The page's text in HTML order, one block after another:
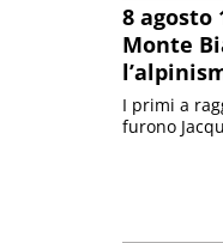
8 agosto
Monte
I primi a
furono